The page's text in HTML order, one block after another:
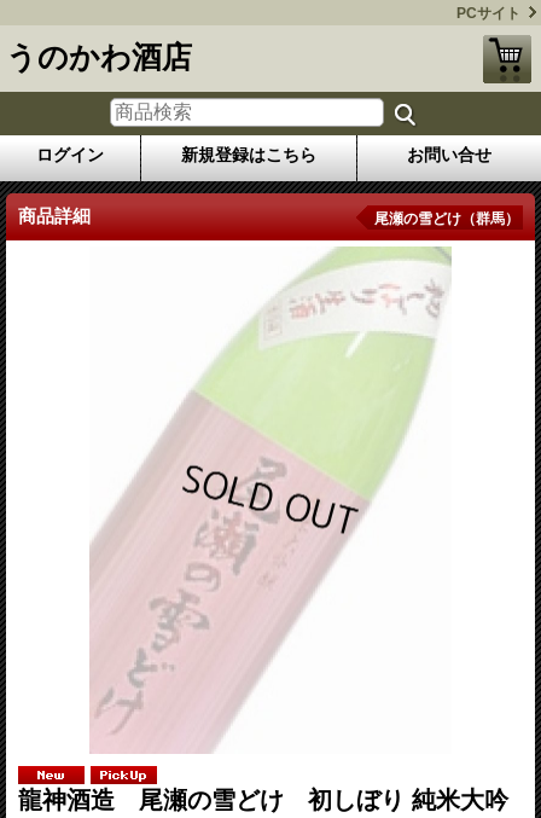
PCサイト
うのかわ酒店
ログイン 新規登録はこちら お問い合せ
商品詳細 尾瀬の雪どけ（群馬）
龍神酒造 尾瀬の雪どけ 初しぼり 純米大吟